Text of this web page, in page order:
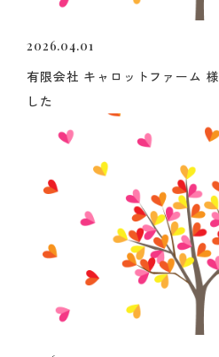
2026.04.01
有限会社 キャロットファーム
した